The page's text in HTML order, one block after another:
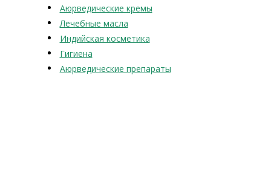
Аюрведические кремы
Лечебные масла
Индийская косметика
Гигиена
Аюрведические препараты